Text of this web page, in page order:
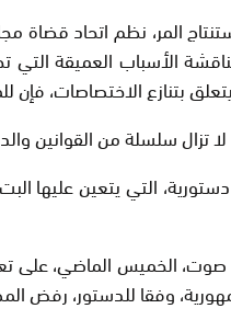
المر، نظم اتحاد
الأسباب العميقة
بتنازع الاختصاصات، فإن
تزال سلسلة من القوانين
التي يتعين عليها
الخميس الماضي، على
وفقا للدستور، رفض